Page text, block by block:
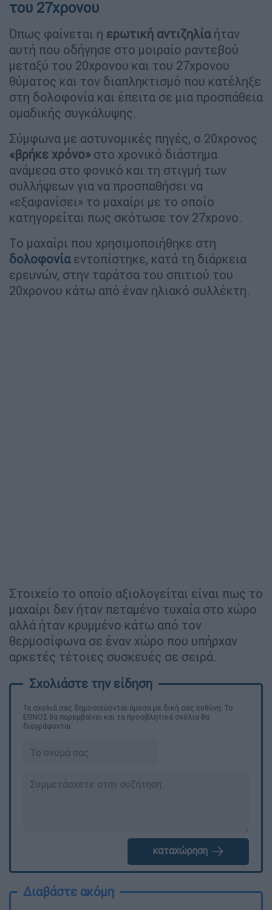
του 27χρονου
Όπως φαίνεται η ερωτική αντιζηλίαήταν
αυτή που οδήγησε στο μοιραίο ραντεβού
μεταξύ του 20χρονου και του 27χρονου
θύματος και τον διαπληκτισμό που κατέληξε
στη δολοφονία και έπειτα σε μια προσπάθεια
ομαδικής συγκάλυψης.
Σύμφωνα με αστυνομικές πηγές, ο 20χρονος
«βρήκε χρόνο» στο χρονικό διάστημα
ανάμεσα στο φονικό και τη στιγμή των
συλλήψεων για να προσπαθήσει να
«εξαφανίσει» το μαχαίρι με το οποίο
κατηγορείται πως σκότωσε τον 27χρονο.
Το μαχαίρι που χρησιμοποιήθηκε στη
δολοφονίαεντοπίστηκε, κατά τη διάρκεια
ερευνών, στην ταράτσα του σπιτιού του
20χρονου κάτω από έναν ηλιακό συλλέκτη.
Στοιχείο το οποίο αξιολογείται είναι πως το
μαχαίρι δεν ήταν πεταμένο τυχαία στο χώρο
αλλά ήταν κρυμμένο κάτω από τον
θερμοσίφωνα σε έναν χώρο που υπήρχαν
αρκετές τέτοιες συσκευές σε σειρά.
Τα σχολιά σας δημοσιεύονται άμεσα με δική σας ευθύνη. Το
ΕΘΝΟΣ θα παρεμβαίνει και τα προσβλητικά σχόλια θα
διαγράφονται
καταχώρηση
Διαβάστε ακόμη